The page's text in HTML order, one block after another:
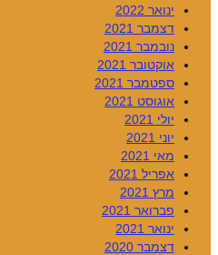
ינואר 2022
דצמבר 2021
נובמבר 2021
אוקטובר 2021
ספטמבר 2021
אוגוסט 2021
יולי 2021
יוני 2021
מאי 2021
אפריל 2021
מרץ 2021
פברואר 2021
ינואר 2021
דצמבר 2020